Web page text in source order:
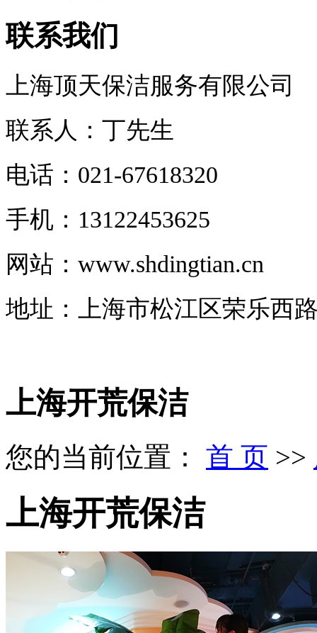
联系我们
上海顶天保洁服务有限公司
联系人：丁先生
电话：021-67618320
手机：13122453625
网站：www.shdingtian.cn
地址：上海市松江区荣乐西
上海开荒保洁
您的当前位置： 首 页 >>
上海开荒保洁